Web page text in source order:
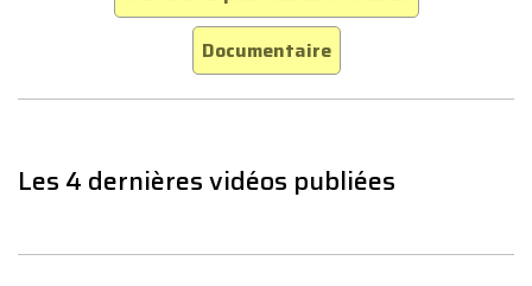
Documentaire
Les 4 dernières vidéos publiées